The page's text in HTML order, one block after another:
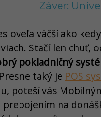
Záver:
oveľa väčší ako
Stačí len chuť,
pokladničný
taký je POS
poteší vás
na